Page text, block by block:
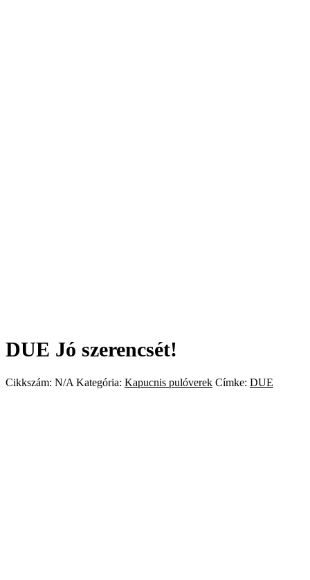
DUE Jó szerencsét!
Cikkszám: N/A Kategória: Kapucnis pulóverek Címke: DUE